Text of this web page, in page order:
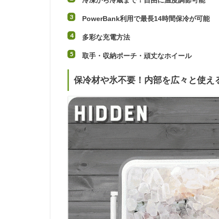
PowerBank利用で最長14時間保冷が可能
多彩な充電方法
取手・収納ポーチ・頑丈なホイール
保冷材や氷不要！内部を広々と使え